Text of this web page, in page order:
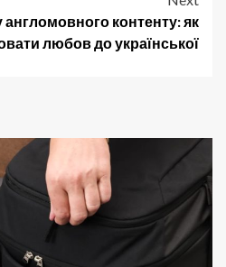
англомовного контенту: як
любов до української